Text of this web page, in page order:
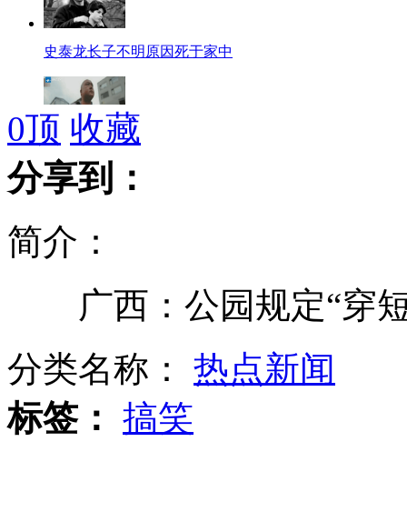
史泰龙长子不明原因死于家中
私刻公章救妻男子收到17万捐款
桂林公园规定女子穿短裙可半价
林书豪接受火箭报价 尼克斯可匹配
0顶 收藏
分享到：
简介：
广西：公园规定“穿短
分类名称： 热点新闻
标签： 搞笑